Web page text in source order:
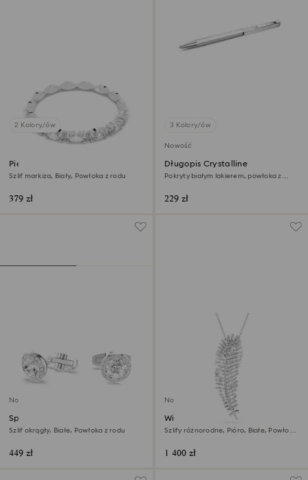
2 Kolory/ów
Pierścionek Matrix Vittore
Szlif markiza, Biały, Powłoka z rodu
379 zł
3 Kolory/ów
Nowość
Długopis Crystalline
Pokryty białym lakierem, powłoka z
229 zł
Nowość
Spinki do mankietów Una
Angelic
Szlif okrągły, Białe, Powłoka z rodu
449 zł
Nowość
Wisiorek i broszka Vienna
Szlify różnorodne, Pióro, Białe, Powłoka
1 400 zł